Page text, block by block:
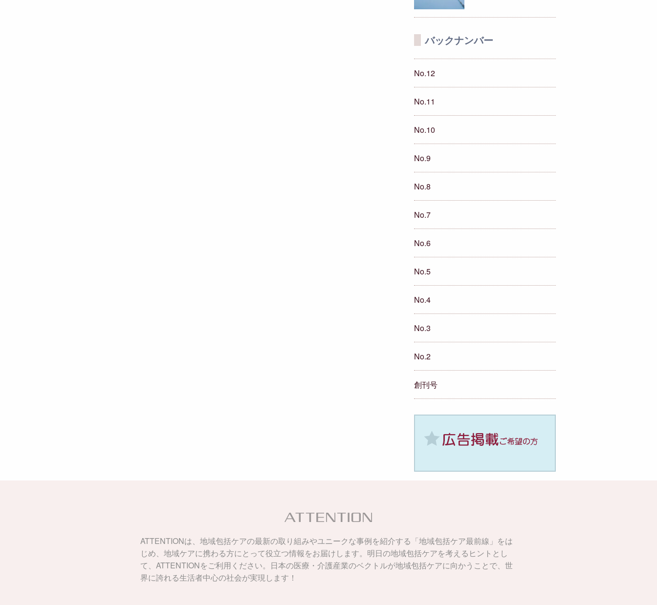
バックナンバー
No.12
No.11
No.10
No.9
No.8
No.7
No.6
No.5
No.4
No.3
No.2
創刊号
ATTENTIONは、地域包括ケアの最新の取り組みやユニークな事例を紹介する「地域包括ケア最前線」をは
じめ、地域ケアに携わる方にとって役立つ情報をお届けします。明日の地域包括ケアを考えるヒントとし
て、ATTENTIONをご利用ください。日本の医療・介護産業のベクトルが地域包括ケアに向かうことで、世
界に誇れる生活者中心の社会が実現します！